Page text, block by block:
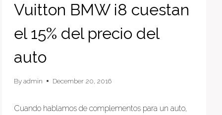
Vuitton BMW i8 cuestan
el 15% del precio del
auto
Byadmin December 20, 2016
Cuando hablamos de complementos para un auto,